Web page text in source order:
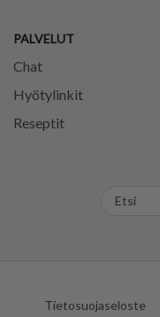
PALVELUT
Chat
Hyötylinkit
Reseptit
Tietosuojaseloste